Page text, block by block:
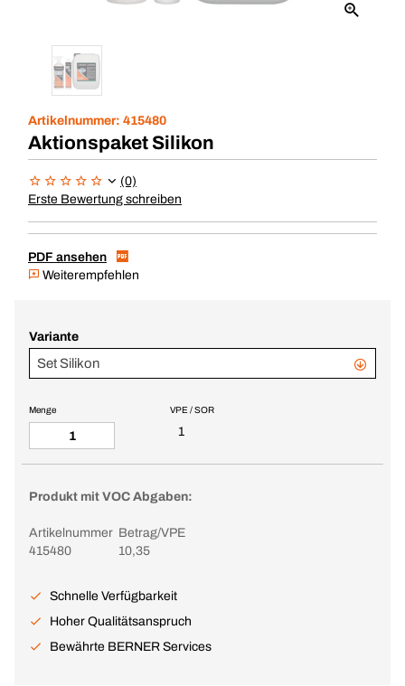
Artikelnummer: 415480
Aktionspaket Silikon
(0)
Erste Bewertung schreiben
PDF ansehen
Weiterempfehlen
Variante
Set Silikon
VPE / SOR
1
Menge
Produkt mit VOC Abgaben:
Artikelnummer Betrag/VPE
415480
10,35
Schnelle Verfügbarkeit
Hoher Qualitätsanspruch
Bewährte BERNER Services